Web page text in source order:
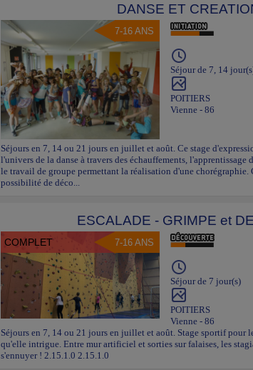
DANSE ET
7-16 ANS
Séjour de 7, 14
POITIERS
Vienne - 86
Séjours en 7, 14 ou 21 jours en juillet et août. Ce stage
l'univers de la danse à travers des échauffements, l'apprentissage
le travail de groupe permettant la réalisation d'une
possibilité de déco...
ESCALADE - GRIMPE et
COMPLET 7-16 ANS
Séjour de 7 jour(s)
POITIERS
Vienne - 86
Séjours en 7, 14 ou 21 jours en juillet et août. Stage sportif pour
qu'elle intrigue. Entre mur artificiel et sorties sur falaises, les
s'ennuyer ! 2.15.1.0 2.15.1.0